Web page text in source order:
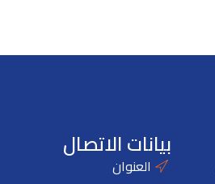
بيانات الاتصال
العنوان